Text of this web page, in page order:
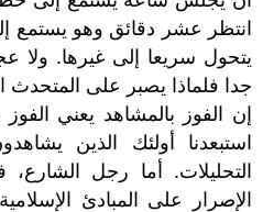
انتظر عشر دقائق وهو يستمع
يتحول سريعا إلى غيرها.
جدا فلماذا يصبر على المتحدث
إن الفوز بالمشاهد يعني
استبعدنا أولئك الذين
التحليلات. أما رجل
الإصرار على المبادئ